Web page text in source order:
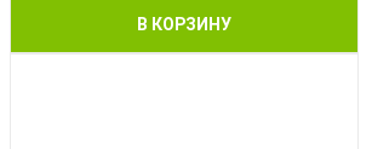
В КОРЗИНУ